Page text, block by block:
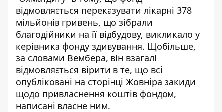
відмовляється переказувати лікарні 378
мільйонів гривень, що зібрали
благодійники на її відбудову, викликало у
керівника фонду здивування. Щобільше,
за словами Вембера, він взагалі
відмовляється вірити в те, що всі
опубліковані на сторінці Жовніра закиди
щодо привласнення коштів фондом,
написані власне ним.